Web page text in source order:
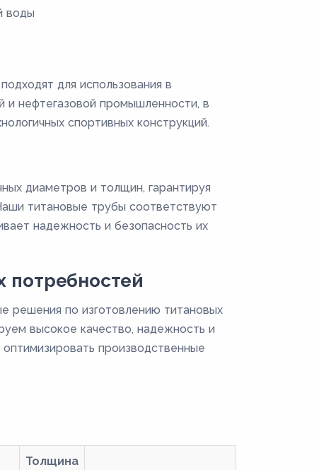
воды
для использования в
и нефтегазовой промышленности, в
спортивных конструкций.
диаметров и толщин, гарантируя
титановые трубы соответствуют
надежность и безопасность их
решения по изготовлению титановых
высокое качество, надежность и
производственные
Толщина